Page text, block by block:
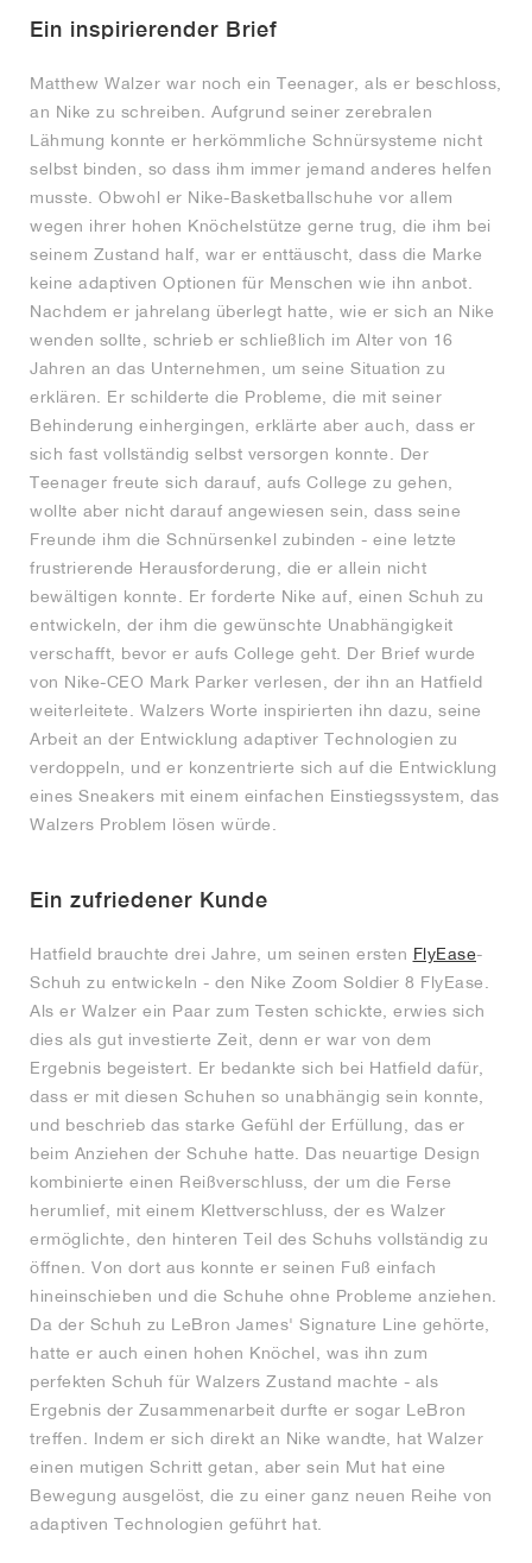
Ein inspirierender Brief
Matthew Walzer war noch ein Teenager, als er beschloss,
an Nike zu schreiben. Aufgrund seiner zerebralen
Lähmung konnte er herkömmliche Schnürsysteme nicht
selbst binden, so dass ihm immer jemand anderes helfen
musste. Obwohl er Nike-Basketballschuhe vor allem
wegen ihrer hohen Knöchelstütze gerne trug, die ihm bei
seinem Zustand half, war er enttäuscht, dass die Marke
keine adaptiven Optionen für Menschen wie ihn anbot.
Nachdem er jahrelang überlegt hatte, wie er sich an Nike
wenden sollte, schrieb er schließlich im Alter von 16
Jahren an das Unternehmen, um seine Situation zu
erklären. Er schilderte die Probleme, die mit seiner
Behinderung einhergingen, erklärte aber auch, dass er
sich fast vollständig selbst versorgen konnte. Der
Teenager freute sich darauf, aufs College zu gehen,
wollte aber nicht darauf angewiesen sein, dass seine
Freunde ihm die Schnürsenkel zubinden - eine letzte
frustrierende Herausforderung, die er allein nicht
bewältigen konnte. Er forderte Nike auf, einen Schuh zu
entwickeln, der ihm die gewünschte Unabhängigkeit
verschafft, bevor er aufs College geht. Der Brief wurde
von Nike-CEO Mark Parker verlesen, der ihn an Hatfield
weiterleitete. Walzers Worte inspirierten ihn dazu, seine
Arbeit an der Entwicklung adaptiver Technologien zu
verdoppeln, und er konzentrierte sich auf die Entwicklung
eines Sneakers mit einem einfachen Einstiegssystem, das
Walzers Problem lösen würde.
Ein zufriedener Kunde
Hatfield brauchte drei Jahre, um seinen ersten FlyEase-
Schuh zu entwickeln - den Nike Zoom Soldier 8 FlyEase.
Als er Walzer ein Paar zum Testen schickte, erwies sich
dies als gut investierte Zeit, denn er war von dem
Ergebnis begeistert. Er bedankte sich bei Hatfield dafür,
dass er mit diesen Schuhen so unabhängig sein konnte,
und beschrieb das starke Gefühl der Erfüllung, das er
beim Anziehen der Schuhe hatte. Das neuartige Design
kombinierte einen Reißverschluss, der um die Ferse
herumlief, mit einem Klettverschluss, der es Walzer
ermöglichte, den hinteren Teil des Schuhs vollständig zu
öffnen. Von dort aus konnte er seinen Fuß einfach
hineinschieben und die Schuhe ohne Probleme anziehen.
Da der Schuh zu LeBron James' Signature Line gehörte,
hatte er auch einen hohen Knöchel, was ihn zum
perfekten Schuh für Walzers Zustand machte - als
Ergebnis der Zusammenarbeit durfte er sogar LeBron
treffen. Indem er sich direkt an Nike wandte, hat Walzer
einen mutigen Schritt getan, aber sein Mut hat eine
Bewegung ausgelöst, die zu einer ganz neuen Reihe von
adaptiven Technologien geführt hat.